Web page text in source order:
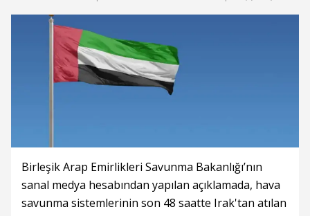
Birleşik Arap Emirlikleri Savunma Bakanlığı’nın
sanal medya hesabından yapılan açıklamada, hava
savunma sistemlerinin son 48 saatte Irak'tan atılan